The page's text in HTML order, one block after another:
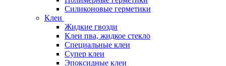
Силиконовые герметики
Клеи
Жидкие гвозди
Клеи пва, жидкое стекло
Специальные клеи
Супер клеи
Эпоксидные клеи